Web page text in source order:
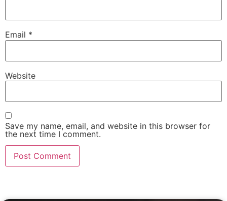
Email *
Website
Save my name, email, and website in this browser for
the next time I comment.